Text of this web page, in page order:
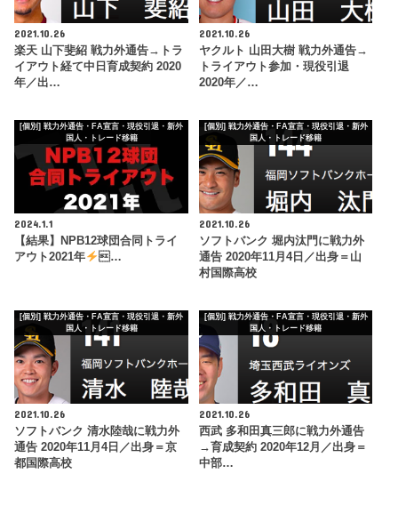
2021.10.26
楽天 山下斐紹 戦力外通告→トラ
イアウト経て中日育成契約 2020
年／出…
2021.10.26
ヤクルト 山田大樹 戦力外通告→
トライアウト参加・現役引退
2020年／…
[個別] 戦力外通告・FA宣言・現役引退・新外
国人・トレード移籍
2024.1.1
【結果】NPB12球団合同トライ
アウト2021年
…
[個別] 戦力外通告・FA宣言・現役引退・新外
国人・トレード移籍
2021.10.26
ソフトバンク 堀内汰門に戦力外
通告 2020年11月4日／出身＝山
村国際高校
[個別] 戦力外通告・FA宣言・現役引退・新外
国人・トレード移籍
2021.10.26
ソフトバンク 清水陸哉に戦力外
通告 2020年11月4日／出身＝京
都国際高校
[個別] 戦力外通告・FA宣言・現役引退・新外
国人・トレード移籍
2021.10.26
西武 多和田真三郎に戦力外通告
→育成契約 2020年12月／出身＝
中部…